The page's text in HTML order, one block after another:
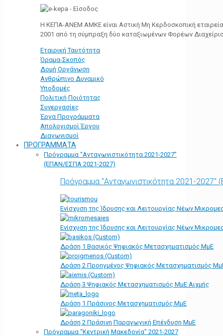
Η ΚΕΠΑ-ΑΝΕΜ ΑΜΚΕ είναι Αστική Μη Κερδοσκοπική
2001 από τη σύμπραξη δύο καταξιωμένων Φορέων
Εταιρική Ταυτότητα
Όραμα-Σκοπός
Δομή Οργάνωση
Ανθρώπινο Δυναμικό
Υποδομές
Πολιτική Ποιότητας
Συνεργασίες
Έργα Προγράμματα
Απολογισμοί Έργου
Διαγωνισμοί
ΠΡΟΓΡΑΜΜΑΤΑ
Πρόγραμμα “Ανταγωνιστικότητα 2021-2027”
(ΕΠΑΝ/ΕΣΠΑ 2021-2027)
Πρόγραμμα "Ανταγωνιστικότητα 2021-
Ενίσχυση της Ίδρυσης και Λειτουργίας Νέων
Ενίσχυση της Ίδρυσης και Λειτουργίας Νέων
Δράση 1 Βασικός Ψηφιακός Μετασχηματισμός ΜμΕ
Δράση 2 Προηγμένος Ψηφιακός Μετασχηματισμός
Δράση 3 Ψηφιακός Μετασχηματισμός ΜμΕ Αιχμής
Δράση 1 Πράσινος Μετασχηματισμός ΜμΕ
Δράση 2 Πράσινη Παραγωγική Επένδυση ΜμΕ
Πρόγραμμα “Κεντρική Μακεδονία” 2021-2027